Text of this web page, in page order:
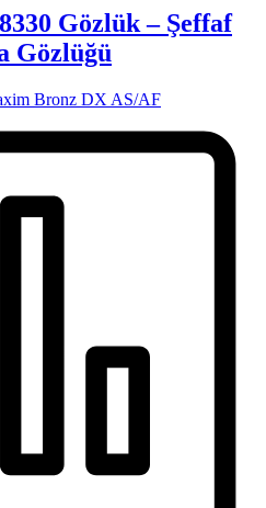
Gözlük – Şeffaf
Gözlüğü